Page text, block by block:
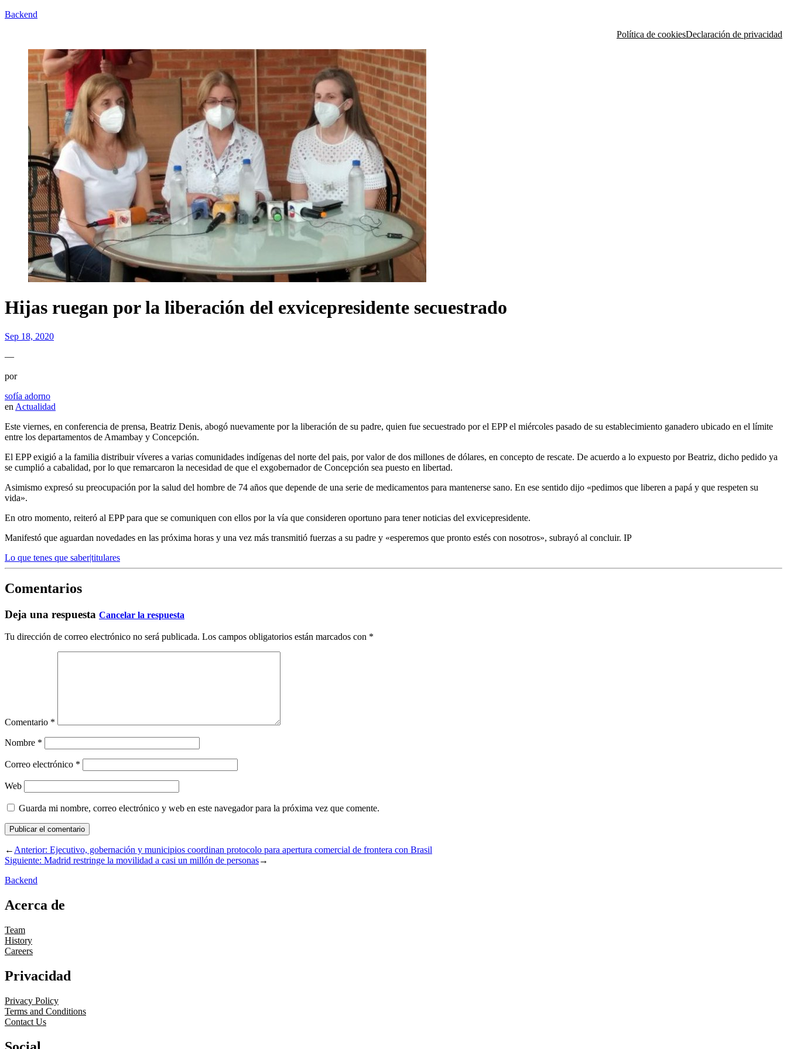
Backend
Política de cookiesDeclaración de privacidad
Hijas ruegan por la liberación del exvicepresidente secuestrado
Sep 18, 2020
—
por
sofía adorno
en Actualidad
Este viernes, en conferencia de prensa, Beatriz Denis, abogó nuevamente por la liberación de su padre, quien fue secuestrado por el EPP el miércoles pasado de su establecimiento ganadero ubicado en el límite
entre los departamentos de Amambay y Concepción.
El EPP exigió a la familia distribuir víveres a varias comunidades indígenas del norte del pais, por valor de dos millones de dólares, en concepto de rescate. De acuerdo a lo expuesto por Beatriz, dicho pedido ya
se cumplió a cabalidad, por lo que remarcaron la necesidad de que el exgobernador de Concepción sea puesto en libertad.
Asimismo expresó su preocupación por la salud del hombre de 74 años que depende de una serie de medicamentos para mantenerse sano. En ese sentido dijo «pedimos que liberen a papá y que respeten su
vida».
En otro momento, reiteró al EPP para que se comuniquen con ellos por la vía que consideren oportuno para tener noticias del exvicepresidente.
Manifestó que aguardan novedades en las próxima horas y una vez más transmitió fuerzas a su padre y «esperemos que pronto estés con nosotros», subrayó al concluir. IP
Lo que tenes que saber|titulares
Comentarios
Deja una respuesta Cancelar la respuesta
Tu dirección de correo electrónico no será publicada. Los campos obligatorios están marcados con *
Comentario *
Nombre *
Correo electrónico *
Web
Guarda mi nombre, correo electrónico y web en este navegador para la próxima vez que comente.
←Anterior: Ejecutivo, gobernación y municipios coordinan protocolo para apertura comercial de frontera con Brasil
Siguiente: Madrid restringe la movilidad a casi un millón de personas→
Backend
Acerca de
Team
History
Careers
Privacidad
Privacy Policy
Terms and Conditions
Contact Us